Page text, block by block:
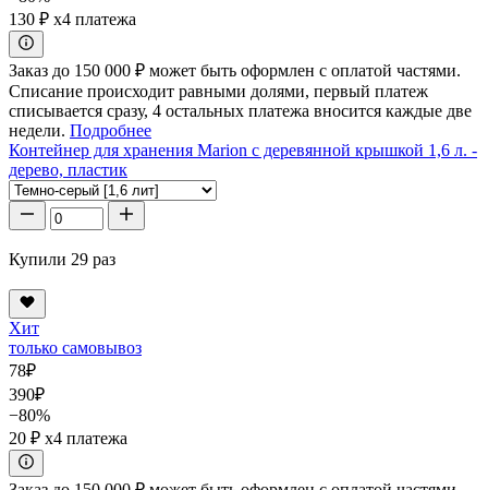
130 ₽ x4 платежа
Заказ до 150 000 ₽ может быть оформлен с оплатой частями.
Списание происходит равными долями, первый платеж
списывается сразу, 4 остальных платежа вносится каждые две
недели. Подробнее
Контейнер для хранения Marion с деревянной крышкой 1,6 л. -
дерево, пластик
Купили 29 раз
Хит
только самовывоз
78₽
390₽
−80%
20 ₽ x4 платежа